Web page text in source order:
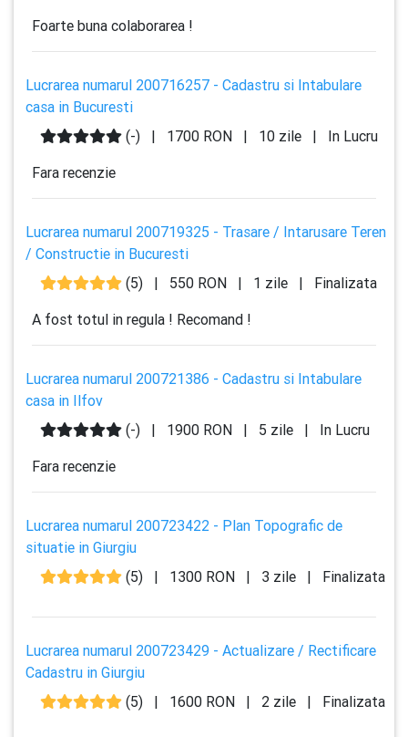
Foarte buna colaborarea !
Lucrarea numarul 200716257 - Cadastru si Intabulare
casa in Bucuresti
(-)
| 1700 RON | 10 zile |
In Lucru
Fara recenzie
Lucrarea numarul 200719325 - Trasare / Intarusare Teren
/ Constructie in Bucuresti
(5)
| 550 RON | 1 zile |
Finalizata
A fost totul in regula ! Recomand !
Lucrarea numarul 200721386 - Cadastru si Intabulare
casa in Ilfov
(-)
| 1900 RON | 5 zile |
In Lucru
Fara recenzie
Lucrarea numarul 200723422 - Plan Topografic de
situatie in Giurgiu
(5)
| 1300 RON | 3 zile | Finalizata
Lucrarea numarul 200723429 - Actualizare / Rectificare
Cadastru in Giurgiu
(5)
| 1600 RON | 2 zile | Finalizata